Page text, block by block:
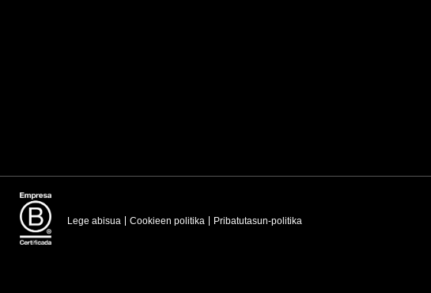
Lege abisua Cookieen politika Pribatutasun-politika